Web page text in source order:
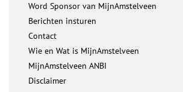
Word Sponsor van MijnAmstelveen
Berichten insturen
Contact
Wie en Wat is MijnAmstelveen
MijnAmstelveen ANBI
Disclaimer